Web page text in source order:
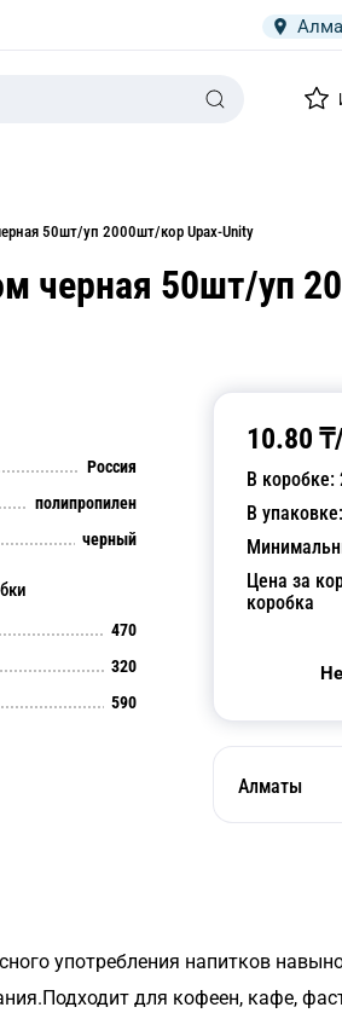
50шт/уп 2000шт/кор Upax-Unity
черная 50шт/уп
10.80
В коробке:
В упаковке:
Цена за
коробка
Алматы
Россия
полипропилен
черный
470
320
590
употребления напитков
для кофеен, кафе,